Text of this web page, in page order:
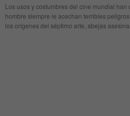
Los usos y costumbres del cine mundial
hombre siempre le acechan terribles
los orígenes del séptimo arte, abejas